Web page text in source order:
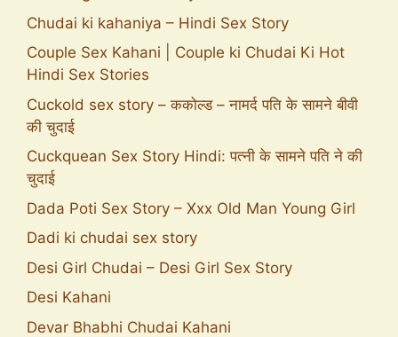
Chudai ki kahaniya – Hindi Sex Story
Couple Sex Kahani | Couple ki Chudai Ki Hot
Hindi Sex Stories
Cuckold sex story – ककोल्ड – नामर्द पति के सामने बीवी
की चुदाई
Cuckquean Sex Story Hindi: पत्नी के सामने पति ने की
चुदाई
Dada Poti Sex Story – Xxx Old Man Young Girl
Dadi ki chudai sex story
Desi Girl Chudai – Desi Girl Sex Story
Desi Kahani
Devar Bhabhi Chudai Kahani